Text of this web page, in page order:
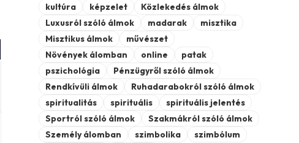
kultúra
képzelet
Közlekedés álmok
Luxusról szóló álmok
madarak
misztika
Misztikus álmok
művészet
Növények álomban
online
patak
pszichológia
Pénzügyről szóló álmok
Rendkívüli álmok
Ruhadarabokról szóló álmok
spiritualitás
spirituális
spirituális jelentés
Sportról szóló álmok
Szakmákról szóló álmok
Személy álomban
szimbolika
szimbólum